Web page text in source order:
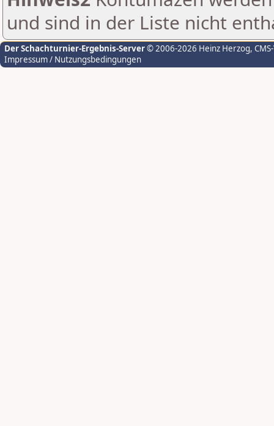
und sind in der Liste nicht
Der Schachturnier-Ergebnis-Server© 2006-2026 Heinz Herzog,
Impressum / Nutzungsbedingungen